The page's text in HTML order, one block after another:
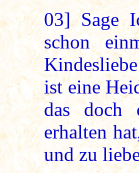
03]Sage
schon
ist eine
das doch
erhalten
und zu